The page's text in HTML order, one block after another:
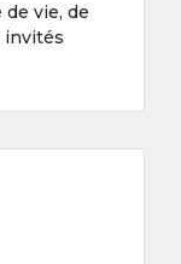
vie, de
invités